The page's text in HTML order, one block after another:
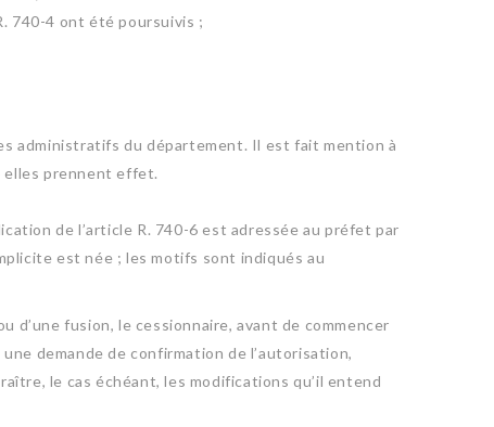
740-4 ont été poursuivis ;
administratifs du département. Il est fait mention à
elles prennent effet.
de l’article R. 740-6 est adressée au préfet par
est née ; les motifs sont indiqués au
d’une fusion, le cessionnaire, avant de commencer
demande de confirmation de l’autorisation,
le cas échéant, les modifications qu’il entend